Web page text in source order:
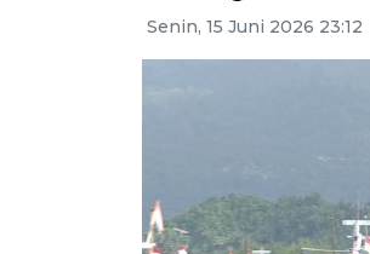
Senin, 15 Juni 2026 23:12